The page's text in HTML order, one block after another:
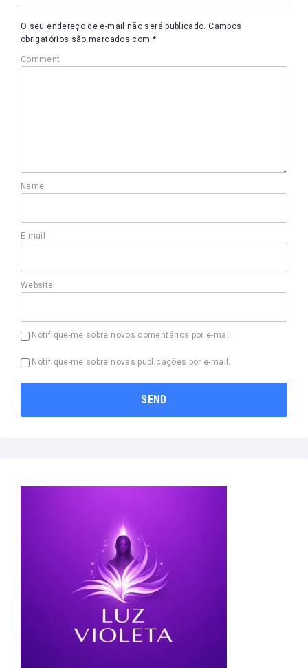
O seu endereço de e-mail não será publicado. Campos
obrigatórios são marcados com *
Comment
Name
E-mail
Website
Notifique-me sobre novos comentários por e-mail.
Notifique-me sobre novas publicações por e-mail.